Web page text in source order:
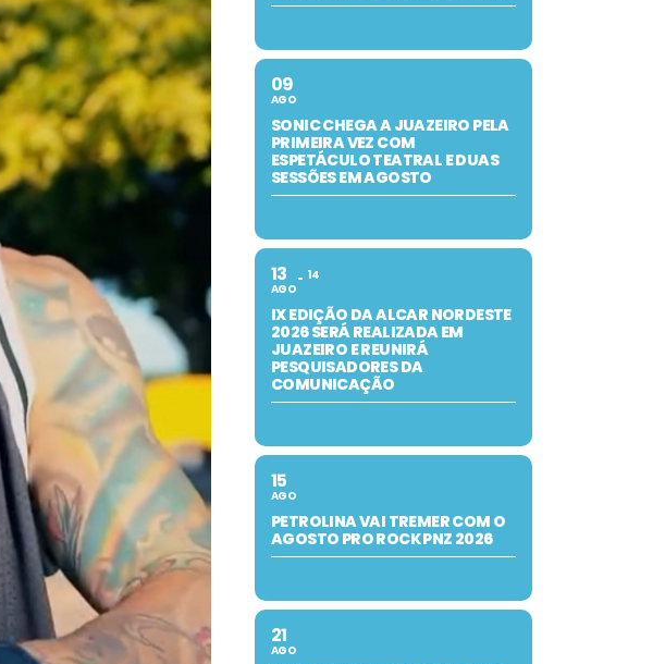
09
AGO
SONIC CHEGA A JUAZEIRO PELA
PRIMEIRA VEZ COM
ESPETÁCULO TEATRAL E DUAS
SESSÕES EM AGOSTO
13
AGO
14
IX EDIÇÃO DA ALCAR NORDESTE
2026 SERÁ REALIZADA EM
JUAZEIRO E REUNIRÁ
PESQUISADORES DA
COMUNICAÇÃO
15
AGO
PETROLINA VAI TREMER COM O
AGOSTO PRO ROCK PNZ 2026
21
AGO